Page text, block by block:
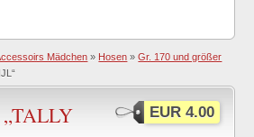
Mädchen » Hosen »Gr. 170 und größer
EUR 4.00
„TALLY